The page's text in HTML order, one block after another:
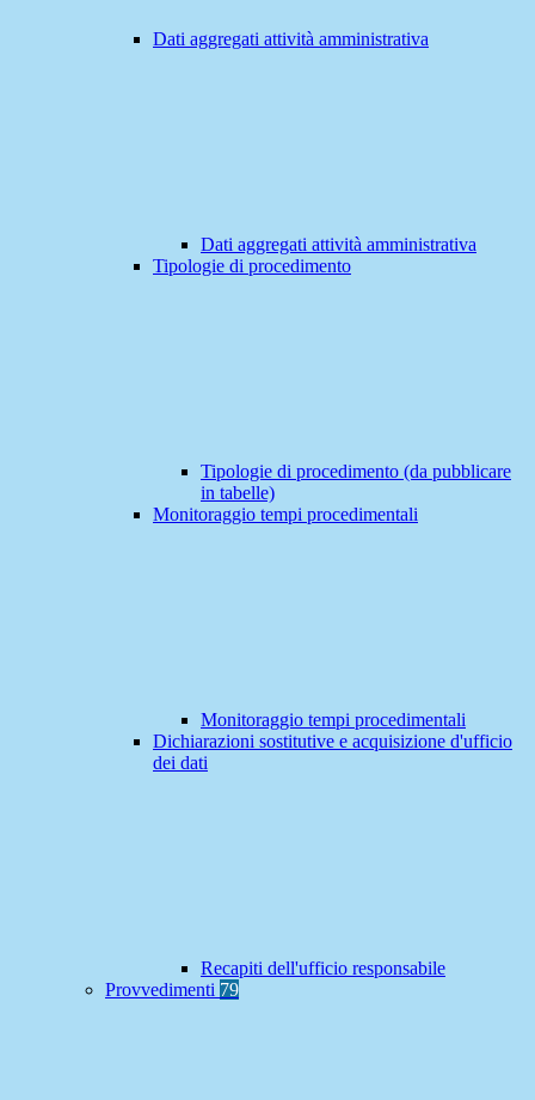
Dati aggregati attività amministrativa
Dati aggregati attività amministrativa
Tipologie di procedimento
Tipologie di procedimento (da pubblicare
in tabelle)
Monitoraggio tempi procedimentali
Monitoraggio tempi procedimentali
Dichiarazioni sostitutive e acquisizione d'ufficio
dei dati
Recapiti dell'ufficio responsabile
Provvedimenti 79